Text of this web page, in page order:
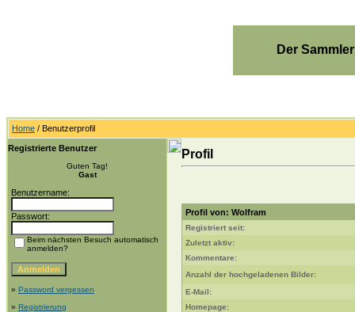
Der
Home / Benutzerprofil
Registrierte Benutzer
Guten Tag!
Gast
Benutzername:
Passwort:
Beim nächsten Besuch automatisch
anmelden?
» Password vergessen
» Registrierung
Profil
Profil von: Wolfram
Registriert seit:
Zuletzt aktiv:
Kommentare:
Anzahl der hochgeladenen Bilder:
E-Mail:
Homepage: